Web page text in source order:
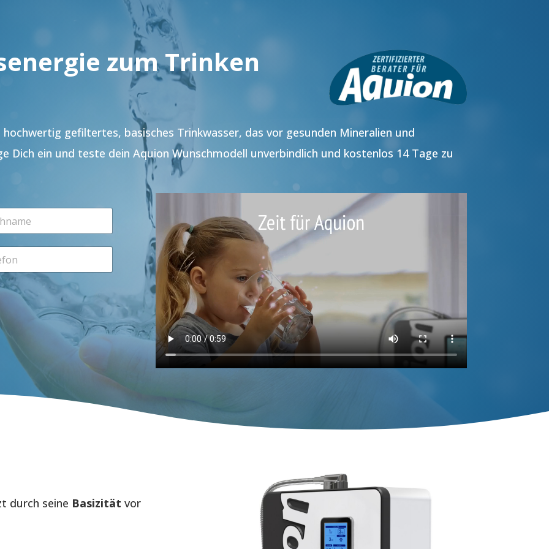
zum Trinken
gefiltertes, basisches Trinkwasser, das vor gesunden Mineralien und
Dich ein und teste dein Aquion Wunschmodell unverbindlich und kostenlos 14 Tage zu
durch seine Basizitätvor